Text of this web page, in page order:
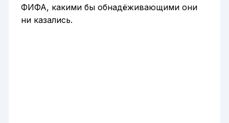
ФИФА, какими бы обнадёживающими они
ни казались.